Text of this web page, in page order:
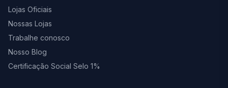
Lojas Oficiais
Nossas Lojas
Trabalhe conosco
Nosso Blog
Certificação Social Selo 1%